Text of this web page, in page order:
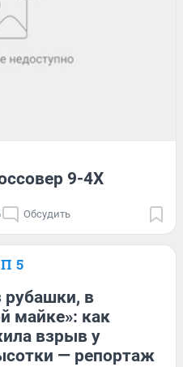
9-4X
Обсудить
5
в
майке»: как
взрыв у
— репортаж